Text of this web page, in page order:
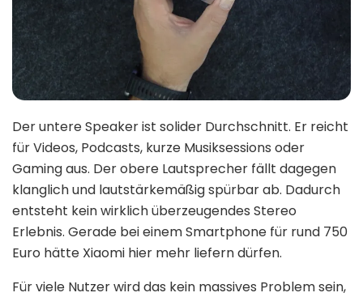
Der untere Speaker ist solider Durchschnitt. Er reicht
für Videos, Podcasts, kurze Musiksessions oder
Gaming aus. Der obere Lautsprecher fällt dagegen
klanglich und lautstärkemäßig spürbar ab. Dadurch
entsteht kein wirklich überzeugendes Stereo
Erlebnis. Gerade bei einem Smartphone für rund 750
Euro hätte Xiaomi hier mehr liefern dürfen.
Für viele Nutzer wird das kein massives Problem sein,